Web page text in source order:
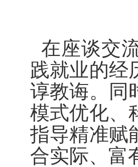
在座谈交
践就业的经
谆教诲。同
模式优化、
指导精准赋
合实际、富